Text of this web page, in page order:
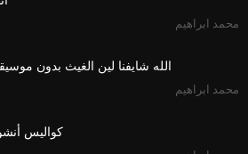
محمد ابراهيم
الله شايفنا لين الغيث بدون
محمد ابراهيم
كواليس